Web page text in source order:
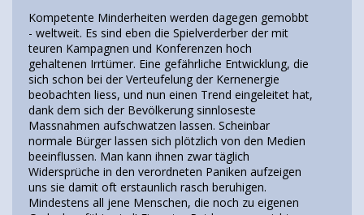
Kompetente Minderheiten werden dagegen gemobbt
- weltweit. Es sind eben die Spielverderber der mit
teuren Kampagnen und Konferenzen hoch
gehaltenen Irrtümer. Eine gefährliche Entwicklung, die
sich schon bei der Verteufelung der Kernenergie
beobachten liess, und nun einen Trend eingeleitet hat,
dank dem sich der Bevölkerung sinnloseste
Massnahmen aufschwatzen lassen. Scheinbar
normale Bürger lassen sich plötzlich von den Medien
beeinflussen. Man kann ihnen zwar täglich
Widersprüche in den verordneten Paniken aufzeigen
uns sie damit oft erstaunlich rasch beruhigen.
Mindestens all jene Menschen, die noch zu eigenen